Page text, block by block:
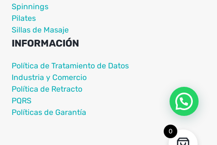
0
Spinnings
Pilates
Sillas de Masaje
INFORMACIÓN
Política de Tratamiento de Datos
Industria y Comercio
Política de Retracto
PQRS
Políticas de Garantía